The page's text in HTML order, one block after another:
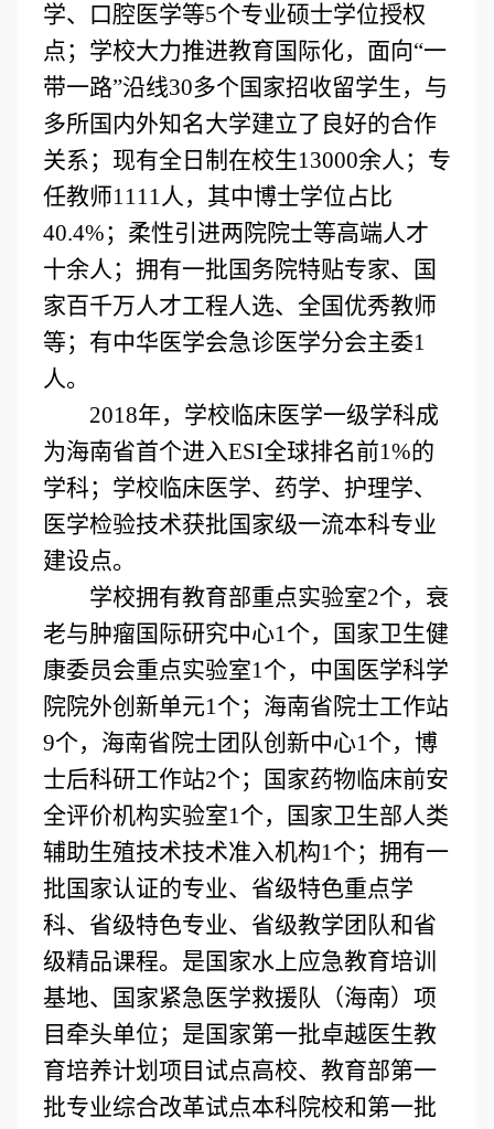
学、口腔医学等5个专业硕士学位授权
点；学校大力推进教育国际化，面向“一
带一路”沿线30多个国家招收留学生，与
多所国内外知名大学建立了良好的合作
关系；现有全日制在校生13000余人；专
任教师1111人，其中博士学位占比
40.4%；柔性引进两院院士等高端人才
十余人；拥有一批国务院特贴专家、国
家百千万人才工程人选、全国优秀教师
等；有中华医学会急诊医学分会主委1
人。
2018年，学校临床医学一级学科成
为海南省首个进入ESI全球排名前1%的
学科；学校临床医学、药学、护理学、
医学检验技术获批国家级一流本科专业
建设点。
学校拥有教育部重点实验室2个，衰
老与肿瘤国际研究中心1个，国家卫生健
康委员会重点实验室1个，中国医学科学
院院外创新单元1个；海南省院士工作站
9个，海南省院士团队创新中心1个，博
士后科研工作站2个；国家药物临床前安
全评价机构实验室1个，国家卫生部人类
辅助生殖技术技术准入机构1个；拥有一
批国家认证的专业、省级特色重点学
科、省级特色专业、省级教学团队和省
级精品课程。是国家水上应急教育培训
基地、国家紧急医学救援队（海南）项
目牵头单位；是国家第一批卓越医生教
育培养计划项目试点高校、教育部第一
批专业综合改革试点本科院校和第一批